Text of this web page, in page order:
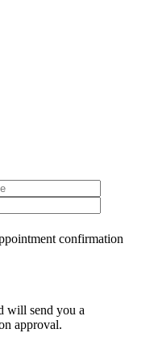
confirmation
will send you a
approval.